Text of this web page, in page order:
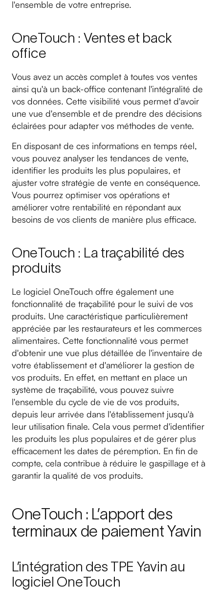
l'ensemble de votre entreprise.
OneTouch : Ventes et back
office
Vous avez un accès complet à toutes vos ventes
ainsi qu'à un back-office contenant l'intégralité de
vos données. Cette visibilité vous permet d'avoir
une vue d'ensemble et de prendre des décisions
éclairées pour adapter vos méthodes de vente.
En disposant de ces informations en temps réel,
vous pouvez analyser les tendances de vente,
identifier les produits les plus populaires, et
ajuster votre stratégie de vente en conséquence.
Vous pourrez optimiser vos opérations et
améliorer votre rentabilité en répondant aux
besoins de vos clients de manière plus efficace.
OneTouch : La traçabilité des
produits
Le logiciel OneTouch offre également une
fonctionnalité de traçabilité pour le suivi de vos
produits. Une caractéristique particulièrement
appréciée par les restaurateurs et les commerces
alimentaires. Cette fonctionnalité vous permet
d'obtenir une vue plus détaillée de l'inventaire de
votre établissement et d'améliorer la gestion de
vos produits. En effet, en mettant en place un
système de traçabilité, vous pouvez suivre
l'ensemble du cycle de vie de vos produits,
depuis leur arrivée dans l'établissement jusqu'à
leur utilisation finale. Cela vous permet d'identifier
les produits les plus populaires et de gérer plus
efficacement les dates de péremption. En fin de
compte, cela contribue à réduire le gaspillage et à
garantir la qualité de vos produits.
OneTouch : L’apport des
terminaux de paiement Yavin
L’intégration des TPE Yavin au
logiciel OneTouch